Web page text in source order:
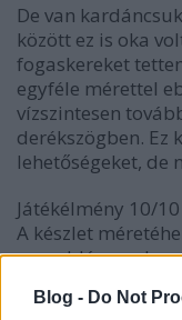
Blog - Do Not
De van
között ez is oka
fogaskereket
egyféle mérettel
vízszintesen
derékszögben. Ez
lehetőségeket, de
Játékélmény 10/10
A készlet
megoldás van
élveztem. A
a két modell